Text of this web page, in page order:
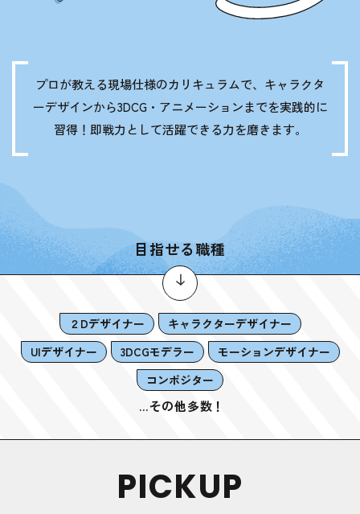
プロが教える現場仕様のカリキュラムで、 キャラクタ
ーデザインから3DCG・アニメーションまでを実践的に
習得！ 即戦力として活躍できる力を磨きます。
目指せる職種
２Dデザイナー
キャラクターデザイナー
UIデザイナー
3DCGモデラー
モーションデザイナー
コンポジター
…その他多数！
PICKUP